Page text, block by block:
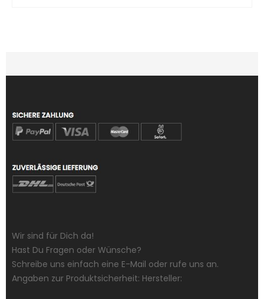
Wir sind für Dich da!
Hast Du Fragen oder Wünsche?
Schreibe uns einfach eine E-Mail oder rufe uns an.
Angaben zur Produktsicherheit: Hersteller: